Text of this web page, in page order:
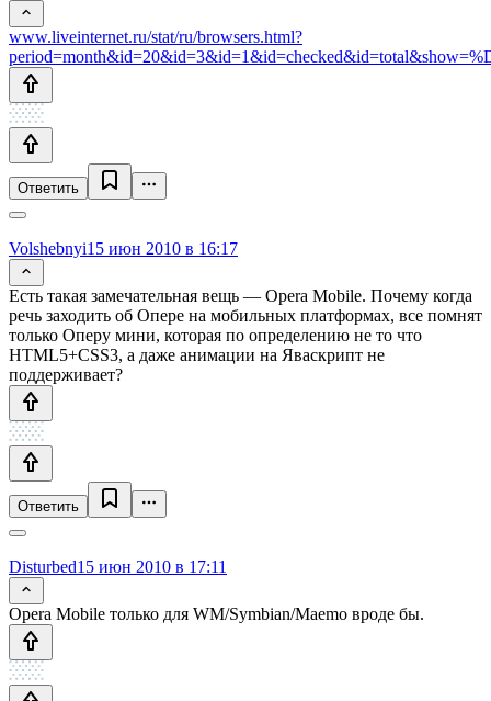
www.liveinternet.ru/stat/ru/browsers.html?
Ответить
Volshebnyi15 июн 2010 в 16:17
Есть такая замечательная вещь — Opera Mobile. Почему когда
речь заходить об Опере на мобильных платформах, все помнят
только Оперу мини, которая по определению не то что
HTML5+CSS3, а даже анимации на Яваскрипт не
поддерживает?
Ответить
Disturbed15 июн 2010 в 17:11
Opera Mobile только для WM/Symbian/Maemo вроде бы.